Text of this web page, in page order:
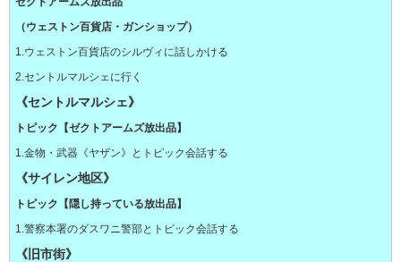
ゼクトアームズ放出品
（ウェストン百貨店・ガンショップ）
1.ウェストン百貨店のシルヴィに話しかける
2.セントルマルシェに行く
《セントルマルシェ》
トピック【ゼクトアームズ放出品】
1.金物・武器《ヤザン》とトピック会話する
《サイレン地区》
トピック【隠し持っている放出品】
1.警察本署のダスワニ警部とトピック会話する
《旧市街》